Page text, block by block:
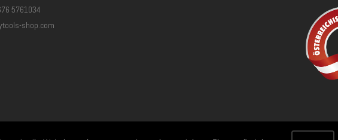
5761034
shop.com